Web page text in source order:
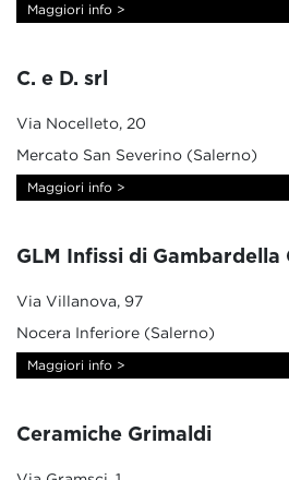
Maggiori info >
C. e D. srl
Via Nocelleto, 20
Mercato San Severino (Salerno)
Maggiori info >
GLM Infissi di Gambardella
Via Villanova, 97
Nocera Inferiore (Salerno)
Maggiori info >
Ceramiche Grimaldi